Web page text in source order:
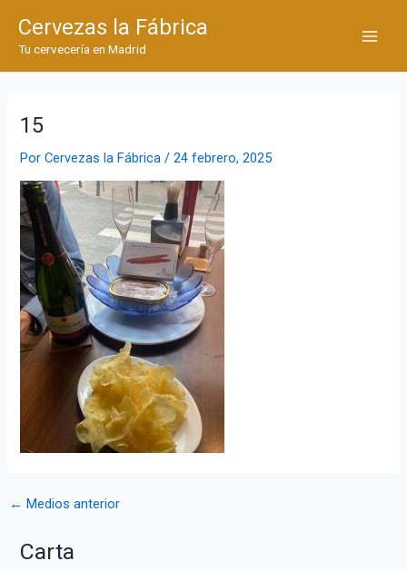
contenido
Cervezas la Fábrica
Tu cervecería en Madrid
15
PorCervezas la Fábrica/24 febrero, 2025
Navegación
entradas
← Medios anterior
Carta